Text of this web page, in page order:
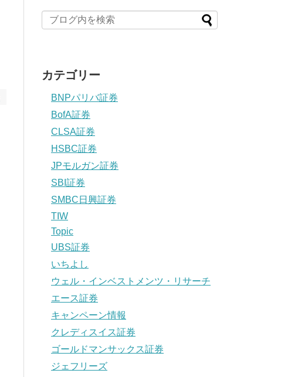
カテゴリー
BNPパリバ証券
BofA証券
CLSA証券
HSBC証券
JPモルガン証券
SBI証券
SMBC日興証券
TIW
Topic
UBS証券
いちよし
ウェル・インベストメンツ・リサーチ
エース証券
キャンペーン情報
クレディスイス証券
ゴールドマンサックス証券
ジェフリーズ